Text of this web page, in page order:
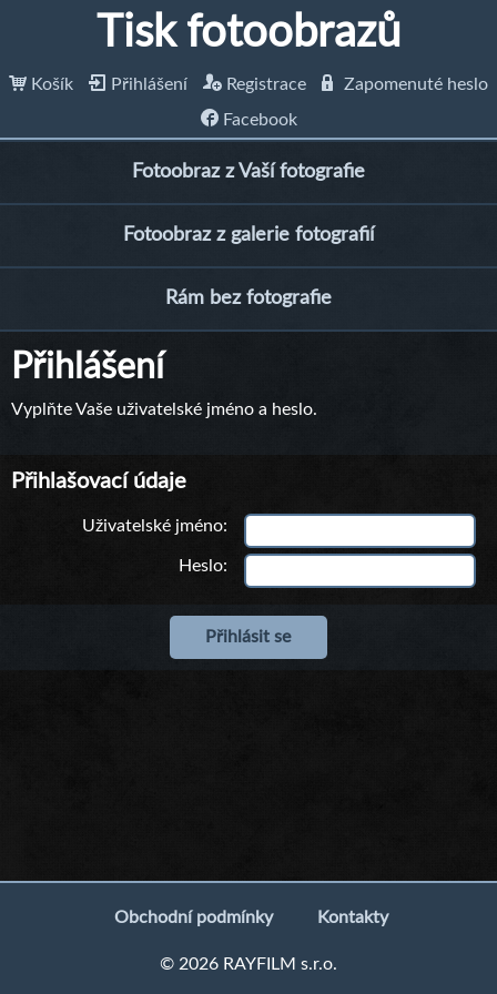
Tisk fotoobrazů
Košík Přihlášení Registrace
Zapomenuté heslo
Facebook
Fotoobraz z Vaší fotografie
Fotoobraz z galerie fotografií
Rám bez fotografie
Přihlášení
Vyplňte Vaše uživatelské jméno a heslo.
Přihlašovací údaje
Uživatelské jméno
Heslo
Obchodní podmínky Kontakty
© 2026 RAYFILM s.r.o.